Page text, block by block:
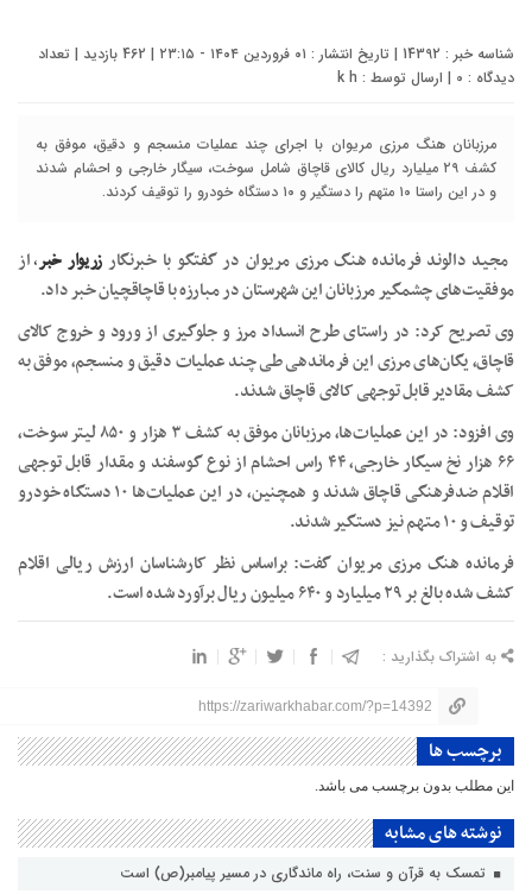
شناسه خبر : 14392 | تاریخ انتشار : ۰۱ فروردین ۱۴۰۴ - ۲۳:۱۵ | 462 بازدید | تعداد
دیدگاه : 0 | ارسال توسط : k h
مرزبانان هنگ مرزی مریوان با اجرای چند عملیات منسجم و دقیق، موفق به
کشف ۲۹ میلیارد ریال کالای قاچاق شامل سوخت، سیگار خارجی و احشام شدند
و در این راستا ۱۰ متهم را دستگیر و ۱۰ دستگاه خودرو را توقیف کردند.
مجید دالوند فرمانده هنگ مرزی مریوان در گفتگو با خبرنگار زریوار خبر،از
موفقیت‌های چشمگیر مرزبانان این شهرستان در مبارزه با قاچاقچیان خبر داد.
وی تصریح کرد: در راستای طرح انسداد مرز و جلوگیری از ورود و خروج کالای
قاچاق، یگان‌های مرزی این فرماندهی طی چند عملیات دقیق و منسجم، موفق به
کشف مقادیر قابل توجهی کالای قاچاق شدند.
وی افزود: در این عملیات‌ها، مرزبانان موفق به کشف ۳ هزار و ۸۵۰ لیتر سوخت،
۶۶ هزار نخ سیگار خارجی، ۴۴ راس احشام از نوع گوسفند و مقدار قابل توجهی
اقلام ضدفرهنگی قاچاق شدند و همچنین، در این عملیات‌ها ۱۰ دستگاه خودرو
توقیف و ۱۰ متهم نیز دستگیر شدند.
فرمانده هنگ مرزی مریوان گفت: براساس نظر کارشناسان ارزش ریالی اقلام
کشف شده بالغ بر ۲۹ میلیارد و ۶۴۰ میلیون ریال برآورد شده است.
به اشتراک بگذارید :
https://zariwarkhabar.com/?p=14392
برچسب ها
این مطلب بدون برچسب می باشد.
نوشته های مشابه
تمسک به قرآن و سنت، راه ماندگاری در مسیر پیامبر(ص) است